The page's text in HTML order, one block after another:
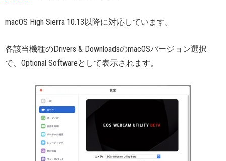
macOS High Sierra 10.13以降に対応しています。
各該当機種のDrivers & DownloadsのmacOSバージョン選択
で、Optional Softwareとして表示されます。